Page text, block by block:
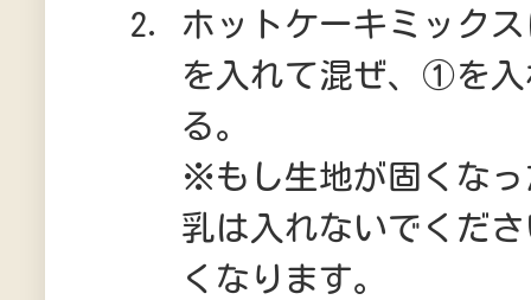
ホットケーキミック
を入れて混ぜ、①を
る。
※もし生地が固くな
乳は入れないでくだ
くなります。